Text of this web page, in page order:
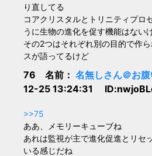
り直してる
コアクリスタルとトリニティプロ
うに生物の進化を促す機能はない
その2つはそれぞれ別の目的で作
スが語ってるけど
76 名前： 名無しさん＠お腹
12-25 13:24:31
>>75
ああ、メモリーキューブね
あれは監視が主で進化促進とリセ
いる感じだね